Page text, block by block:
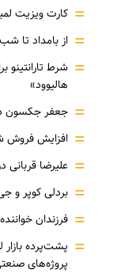
= کارت ویزیت
= از بامداد تا
= شرط تارانتینو
هالیوود»
= جعفر جکسون
= افزایش فروش
= علیرضا قربانی
= بردلی کوپر و
= فرزندان
=
پروژه‌های